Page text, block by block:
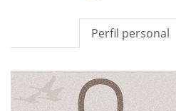
Perfil personal